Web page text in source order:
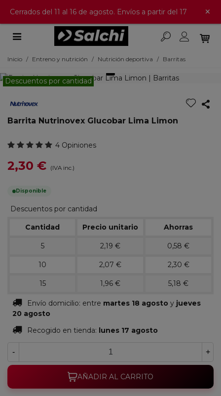
Cerrados del 11 al 16 de agosto. Envíos a partir del 17 ×
Inicio / Entreno y nutrición / Nutrición deportiva / Barritas
Descuentos por cantidad
Barrita Nutrinovex Glucobar Lima Limon
4 Opiniones
2,30 € (IVA inc.)
Disponible
Descuentos por cantidad
Cantidad Precio unitario Ahorras
5 2,19 € 0,58 €
10 2,07 € 2,30 €
15 1,96 € 5,18 €
Envío domicilio: entre martes 18 agosto y jueves
20 agosto
Recogido en tienda: lunes 17 agosto
- +
AÑADIR AL CARRITO